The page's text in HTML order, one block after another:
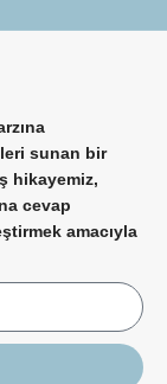
sunan bir
hikayemiz,
cevap
amacıyla